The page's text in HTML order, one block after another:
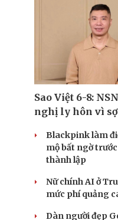
Sao Việt 6-8:
nghị ly hôn vì
Blackpink làm
mộ bất ngờ
thành lập
Nữ chính AI ở
mức phí quảng
Dàn người đẹp